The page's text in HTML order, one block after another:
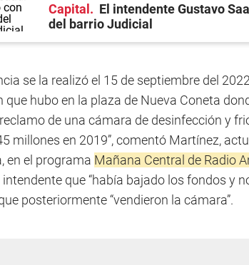
Capital
El intendente Gustavo
del barrio Judicial
se la realizó el 15 de septiembre del
que hubo en la plaza de Nueva Coneta
de una cámara de desinfección y
millones en 2019”, comentó Martínez,
en el programa Mañana Central de Radio
que “había bajado los fondos y
posteriormente “vendieron la cámara”.